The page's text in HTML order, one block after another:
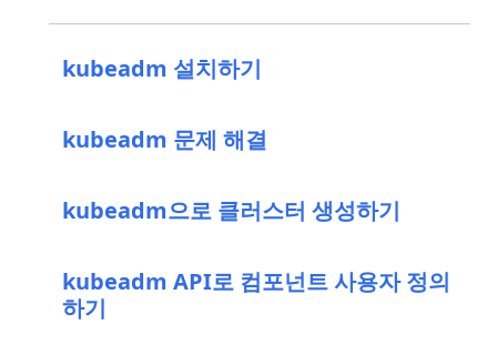
kubeadm 설치하기
kubeadm 문제 해결
kubeadm으로 클러스터 생성하기
kubeadm API로 컴포넌트 사용자 정의
하기